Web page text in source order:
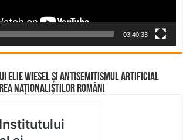
03:40:33
Elie Wiesel și Antisemitismul Artificial
Naționaliștilor Români